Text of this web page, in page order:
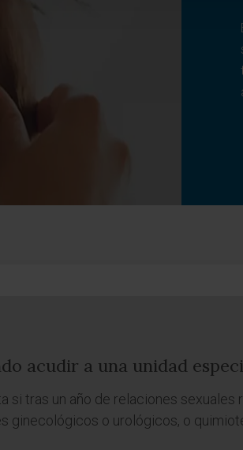
acudir a una unidad
si tras un año de relaciones
ginecológicos o urológicos, o